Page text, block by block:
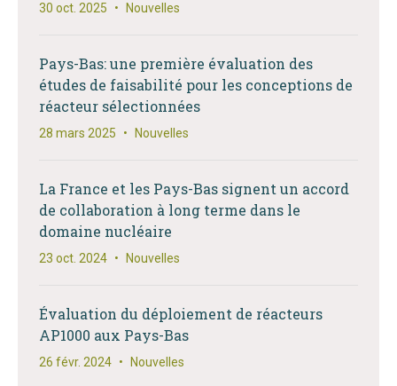
30 oct. 2025 • Nouvelles
Pays-Bas: une première évaluation des
études de faisabilité pour les conceptions de
réacteur sélectionnées
28 mars 2025 • Nouvelles
La France et les Pays-Bas signent un accord
de collaboration à long terme dans le
domaine nucléaire
23 oct. 2024 • Nouvelles
Évaluation du déploiement de réacteurs
AP1000 aux Pays-Bas
26 févr. 2024 • Nouvelles